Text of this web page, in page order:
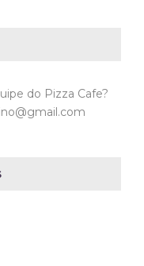
do Pizza Cafe?